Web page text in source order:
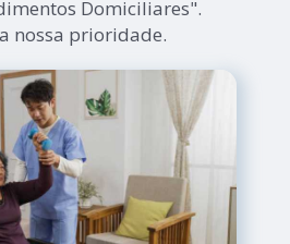
Domiciliares".
nossa prioridade.